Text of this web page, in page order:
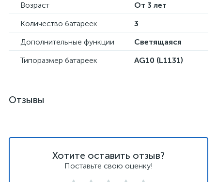
Возраст
От 3 лет
Количество батареек
3
Дополнительные функции
Светящаяся
Типоразмер батареек
AG10 (L1131)
Отзывы
Хотите оставить отзыв?
Поставьте свою оценку!